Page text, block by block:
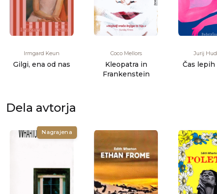
Irmgard Keun
Gilgi, ena od nas
Coco Mellors
Kleopatra in
Frankenstein
Jurij
Čas
Dela avtorja
Nagrajena